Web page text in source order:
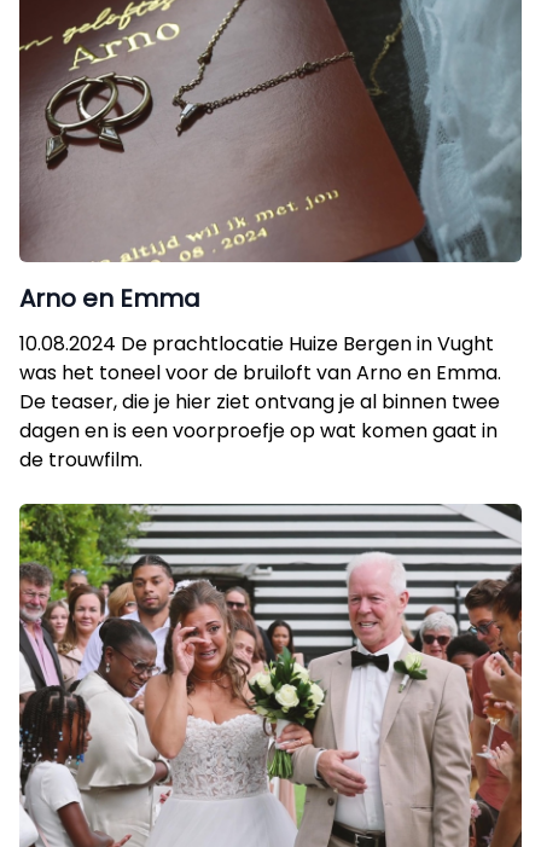
Arno en Emma
10.08.2024 De prachtlocatie Huize Bergen in Vught
was het toneel voor de bruiloft van Arno en Emma.
De teaser, die je hier ziet ontvang je al binnen twee
dagen en is een voorproefje op wat komen gaat in
de trouwfilm.